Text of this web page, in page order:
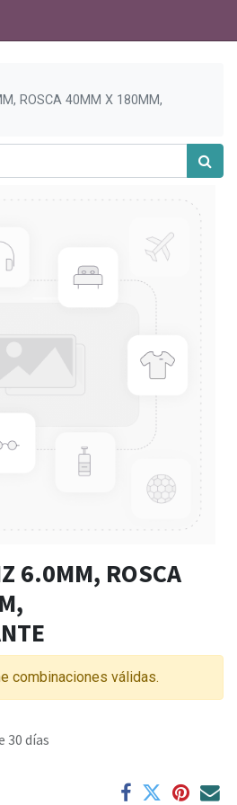
ROSCA 40MM X 180MM,
6.0MM, ROSCA
combinaciones válidas.
30 días